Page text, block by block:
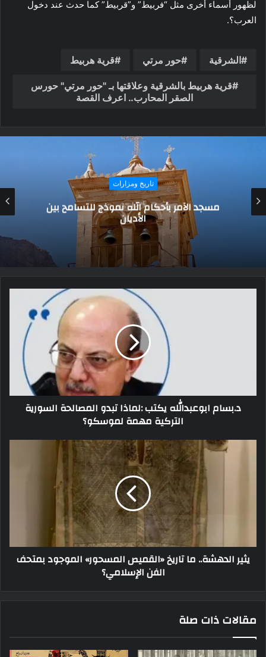
لظهور أسماء أخرى مثل “فربيط” و”قربيط” كما حدث عند دخول
العرب؟.
الشرقية حور مرتي قرية هربيط
قرية هربيط بالشرقية وعلاقتها بـ "حور مرتي" حورس
الصقر المحارب.. اعرف القصة
تاريخ ومزارات
حدث في مثل هذا اليوم.. جيفارا يتخلى عن جنسيته
وميلاد جلال الدين السيوطي
د.بسام ابوعبدالله يكتب :لماذا تبدو المصالحة السورية
التركية مهمة لموسكو؟
يثير الدهشة.. ما تاريخ «القميص المسحور» الموجود بمتحف
الفن الإسلامي؟
مقالات ذات صلة